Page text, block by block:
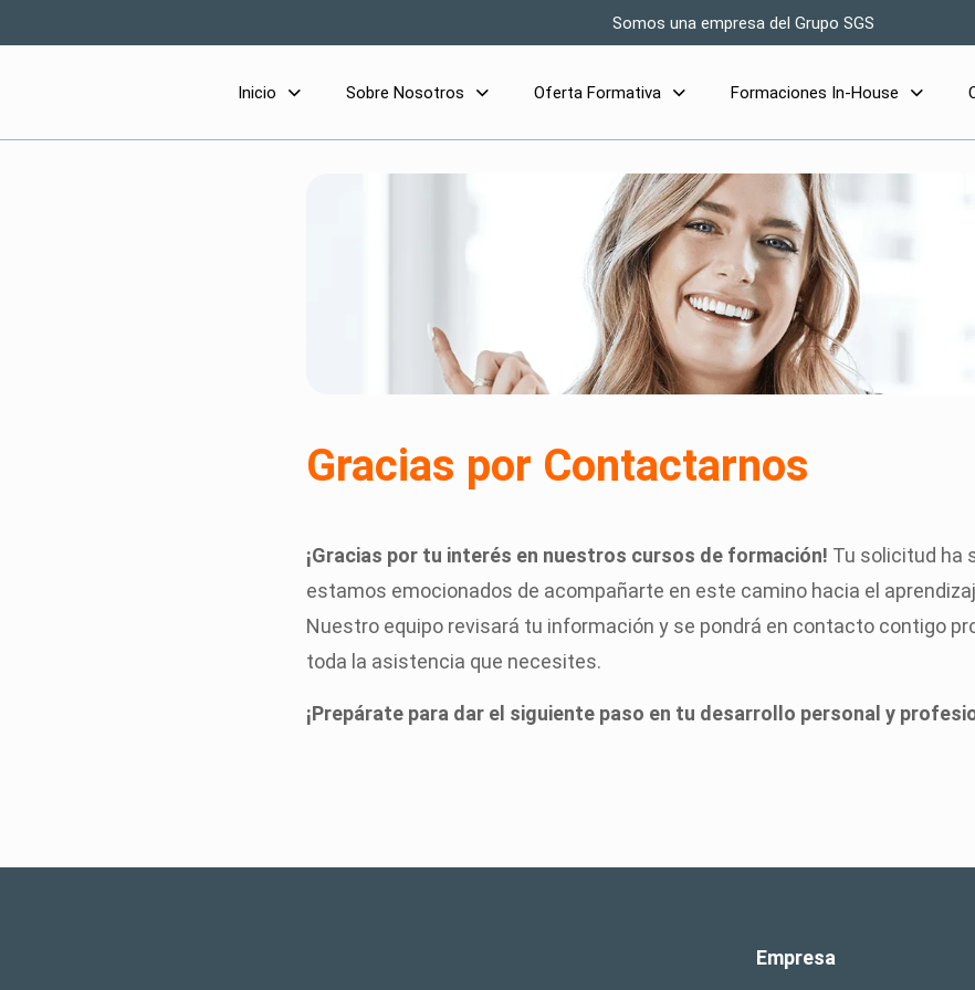
Somos una empresa del Grupo SGS
Inicio Sobre Nosotros Oferta Formativa Formaciones In-House
Gracias por Contactarnos
¡Gracias por tu interés en nuestros cursos de formación! Tu solicitud ha
estamos emocionados de acompañarte en este camino hacia el
Nuestro equipo revisará tu información y se pondrá en contacto contigo
toda la asistencia que necesites.
¡Prepárate para dar el siguiente paso en tu desarrollo personal y
Empresa